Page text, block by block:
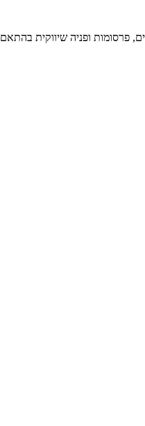
פרסומות ופניה שיווקית בהתאם